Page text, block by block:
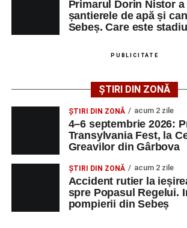
Ultimele știri din Sebeș
O nouă viață salvată de pompierii
cățel a fost scos în siguranță de
bușteni
Femeie de 66 de ani, transportată
spital după ce a fost lovită de o
strada Dorobanți din Sebeș
Primarul Dorin Nistor
șantierele de apă și
Sebeș. Care este
PUBLICITATE
ȘTIRI DIN ZONĂ
ȘTIRI DIN ZONĂ acum 2 zile
4–6 septembrie 2026:
Transylvania Fest, la
Greavilor din Gârbova
ȘTIRI DIN ZONĂ acum 2 zile
Accident rutier la
spre Popasul Regelui.
pompierii din Sebeș